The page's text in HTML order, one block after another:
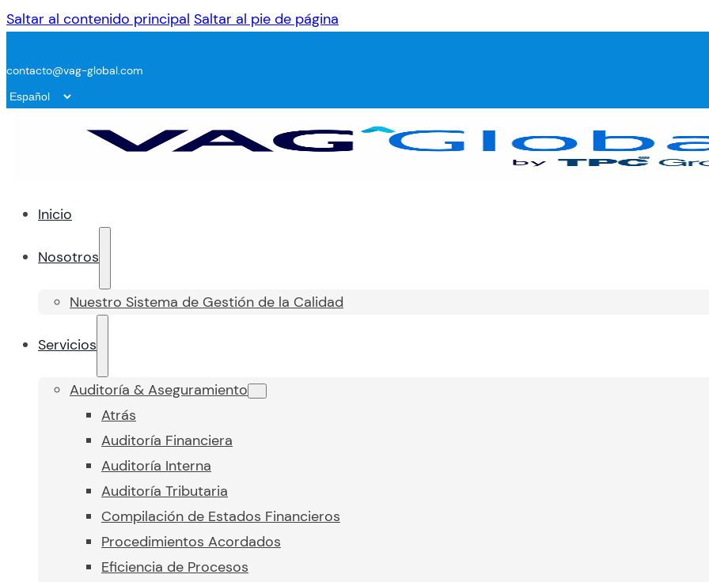
Saltar al contenido principal Saltar al pie de página
contacto@vag-global.com
Inicio
Nosotros
Nuestro Sistema de Gestión de la Calidad
Servicios
Auditoría & Aseguramiento
Atrás
Auditoría Financiera
Auditoría Interna
Auditoría Tributaria
Compilación de Estados Financieros
Procedimientos Acordados
Eficiencia de Procesos